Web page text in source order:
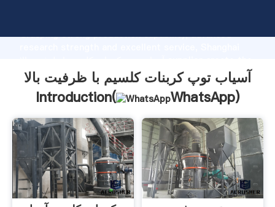
Grasping strong production capability, advanced
value and bring values to all of customers.
آسیاب توپ کربنات کلسیم با ظرفیت بالا
Introduction(
WhatsApp)